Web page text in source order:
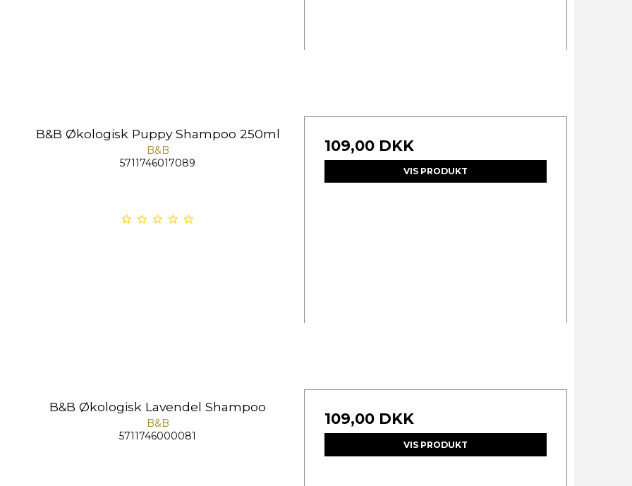
B&B Økologisk Puppy Shampoo 250ml
B&B
5711746017089
109,00 DKK
VIS PRODUKT
B&B Økologisk Lavendel Shampoo
B&B
5711746000081
109,00 DKK
VIS PRODUKT